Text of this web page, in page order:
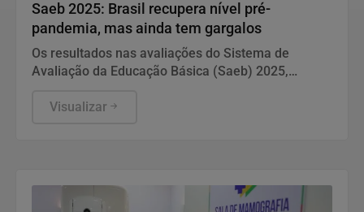
Saeb 2025: Brasil recupera nível pré-
pandemia, mas ainda tem gargalos
Os resultados nas avaliações do Sistema de
Avaliação da Educação Básica (Saeb) 2025,
Educação (MEC), em Brasília, mostram que, apesar
Visualizar